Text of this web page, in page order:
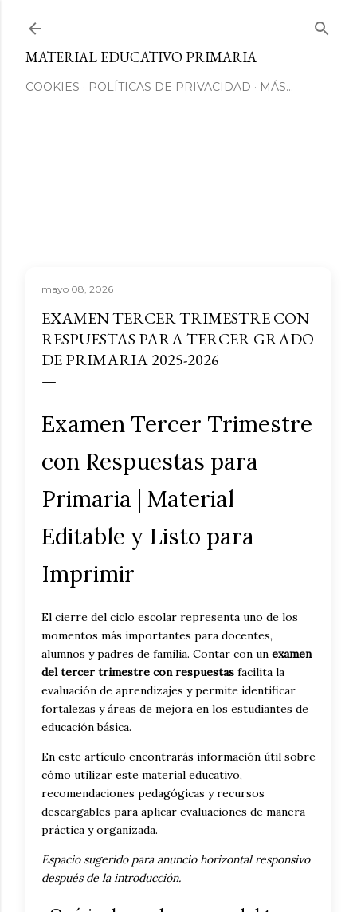
MATERIAL EDUCATIVO PRIMARIA
COOKIES POLÍTICAS DE PRIVACIDAD MÁS…
mayo 08, 2026
EXAMEN TERCER TRIMESTRE CON
RESPUESTAS PARA TERCER GRADO
DE PRIMARIA 2025-2026
Examen Tercer Trimestre
con Respuestas para
Primaria | Material
Editable y Listo para
Imprimir
El cierre del ciclo escolar representa uno de los
momentos más importantes para docentes,
alumnos y padres de familia. Contar con un examen
del tercer trimestre con respuestas facilita la
evaluación de aprendizajes y permite identificar
fortalezas y áreas de mejora en los estudiantes de
educación básica.
En este artículo encontrarás información útil sobre
cómo utilizar este material educativo,
recomendaciones pedagógicas y recursos
descargables para aplicar evaluaciones de manera
práctica y organizada.
Espacio sugerido para anuncio horizontal responsivo
después de la introducción.